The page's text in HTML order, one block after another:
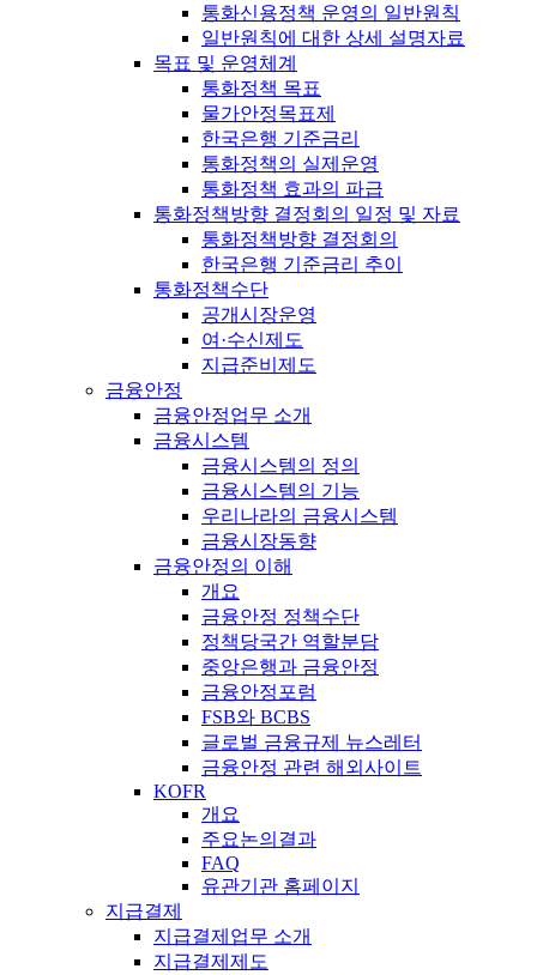
통화신용정책 운영의 일반원칙
일반원칙에 대한 상세 설명자료
목표 및 운영체계
통화정책 목표
물가안정목표제
한국은행 기준금리
통화정책의 실제운영
통화정책 효과의 파급
통화정책방향 결정회의 일정 및 자료
통화정책방향 결정회의
한국은행 기준금리 추이
통화정책수단
공개시장운영
여·수신제도
지급준비제도
금융안정
금융안정업무 소개
금융시스템
금융시스템의 정의
금융시스템의 기능
우리나라의 금융시스템
금융시장동향
금융안정의 이해
개요
금융안정 정책수단
정책당국간 역할분담
중앙은행과 금융안정
금융안정포럼
FSB와 BCBS
글로벌 금융규제 뉴스레터
금융안정 관련 해외사이트
KOFR
개요
주요논의결과
FAQ
유관기관 홈페이지
지급결제
지급결제업무 소개
지급결제제도